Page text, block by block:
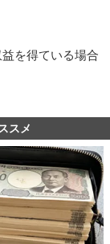
を得ている場合
スメ